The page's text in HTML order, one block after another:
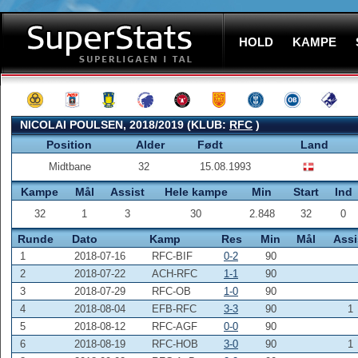
HOLD KAMPE
NICOLAI POULSEN, 2018/2019 (KLUB:RFC)
Position
Alder Født Land
Midtbane 32 15.08.1993
Kampe Mål Assist Hele kampe Min Start Ind
32 1 3 30 2.848 32 0
Runde Dato Kamp Res Min Mål
1 2018-07-16 RFC-BIF 0-2
90
2
2018-07-22 ACH-RFC 1-1
90
3
2018-07-29 RFC-OB 1-0
90
4
2018-08-04 EFB-RFC 3-3 90
1
5
2018-08-12 RFC-AGF 0-0
90
6
2018-08-19 RFC-HOB 3-0 90
1